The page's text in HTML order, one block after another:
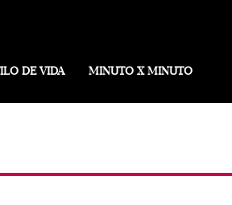
DE VIDA MINUTO X MINUTO